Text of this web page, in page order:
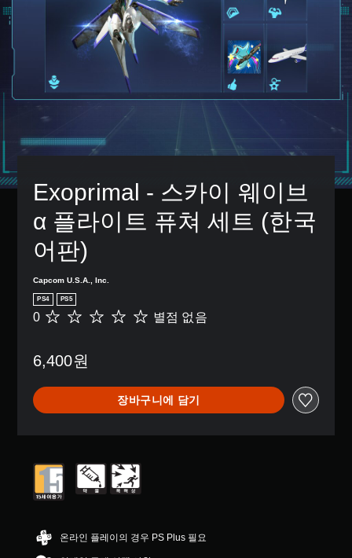
Exoprimal - 스카이 웨이브
α 플라이트 퓨쳐 세트 (한국
어판)
Capcom U.S.A., Inc.
PS4 PS5
별
음
0 별점 없음
6,400원
장바구니에 담기
온라인 플레이의 경우 PS Plus 필요